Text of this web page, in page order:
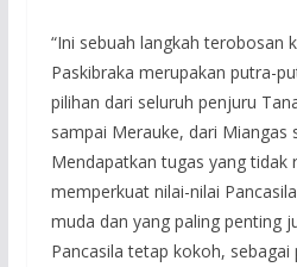
“Ini sebuah langkah terobosan
Paskibraka merupakan putra-
pilihan dari seluruh penjuru
sampai Merauke, dari Miangas
Mendapatkan tugas yang tidak
memperkuat nilai-nilai
muda dan yang paling penting
Pancasila tetap kokoh, sebagai